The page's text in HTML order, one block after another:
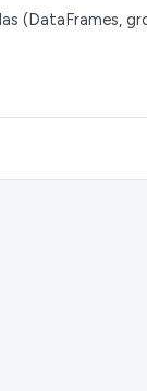
(DataFrames,